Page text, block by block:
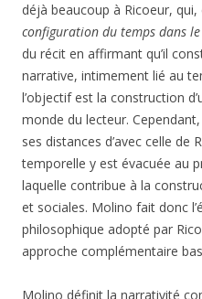
déjà beaucoup à Ricoeur, qui,
configuration du temps dans
du récit en affirmant qu’il
narrative, intimement lié au
l’objectif est la construction
monde du lecteur.
ses distances d’avec celle de
temporelle y est évacuée au
laquelle contribue à la
et sociales. Molino fait donc
philosophique adopté par
approche complémentaire
Molino définit la narrativité